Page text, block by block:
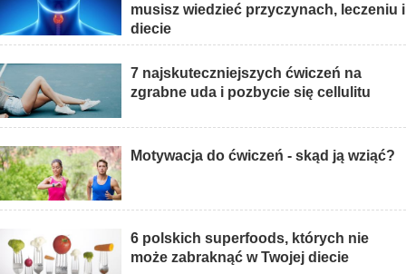
musisz wiedzieć przyczynach, leczeniu i
diecie
7 najskuteczniejszych ćwiczeń na
zgrabne uda i pozbycie się cellulitu
Motywacja do ćwiczeń - skąd ją wziąć?
6 polskich superfoods, których nie
może zabraknąć w Twojej diecie